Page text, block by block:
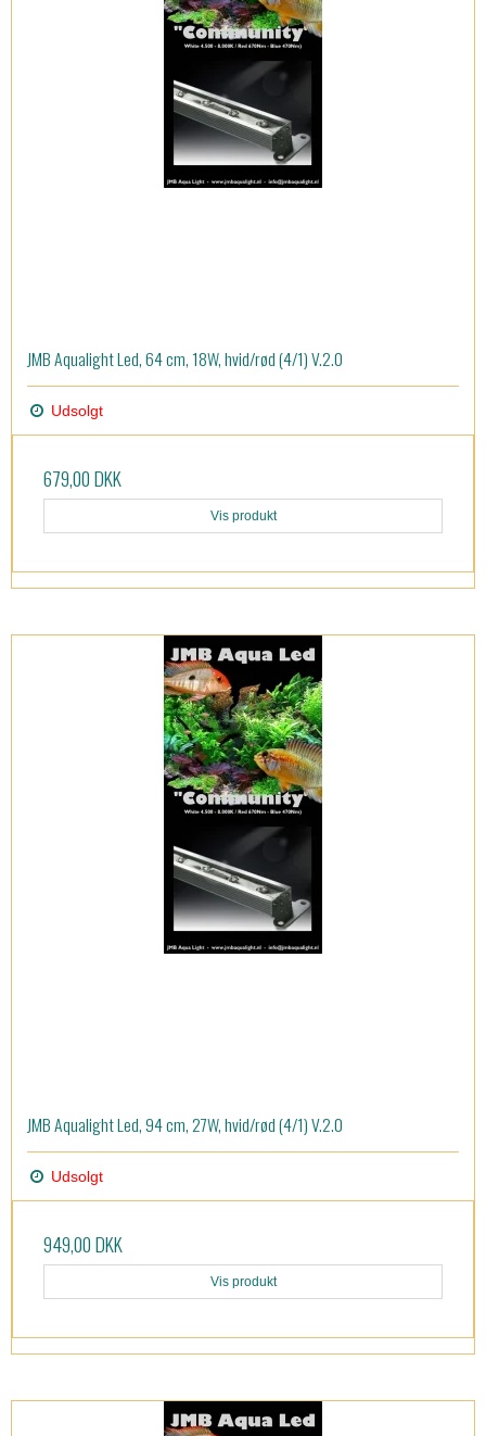
JMB Aqualight Led, 64 cm, 18W, hvid/rød (4/1) V.2.0
Udsolgt
679,00 DKK
Vis produkt
JMB Aqualight Led, 94 cm, 27W, hvid/rød (4/1) V.2.0
Udsolgt
949,00 DKK
Vis produkt